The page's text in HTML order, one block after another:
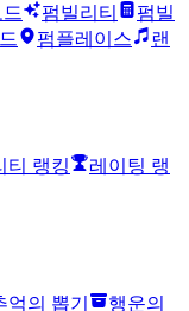
펌빌리티
펌빌
펌플레이스
랜
티 랭킹
레이팅 랭
억의 뽑기 행운의